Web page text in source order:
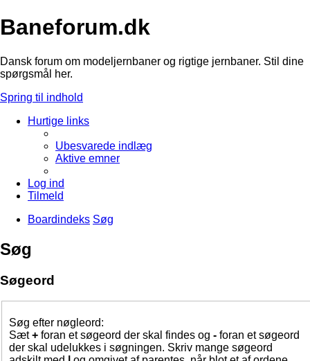
Baneforum.dk
Dansk forum om modeljernbaner og rigtige jernbaner. Stil dine
spørgsmål her.
Spring til indhold
Hurtige links
Ubesvarede indlæg
Aktive emner
Log ind
Tilmeld
Boardindeks Søg
Søg
Søgeord
Søg efter nøgleord:
Sæt+ foran et søgeord der skal findes og - foran et søgeord
der skal udelukkes i søgningen. Skriv mange søgeord